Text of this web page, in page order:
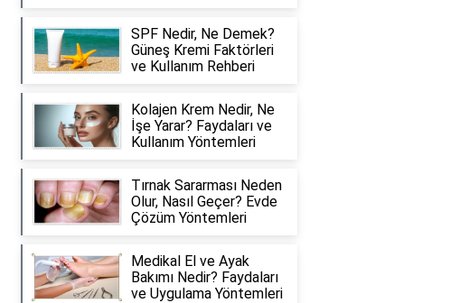
SPF Nedir, Ne Demek?
Güneş Kremi Faktörleri
ve Kullanım Rehberi
Kolajen Krem Nedir, Ne
İşe Yarar? Faydaları ve
Kullanım Yöntemleri
Tırnak Sararması Neden
Olur, Nasıl Geçer? Evde
Çözüm Yöntemleri
Medikal El ve Ayak
Bakımı Nedir? Faydaları
ve Uygulama Yöntemleri